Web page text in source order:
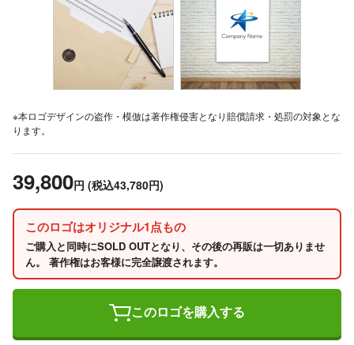
※本ロゴデザインの盗作・模倣は著作権侵害となり賠償請求・処罰の対象とな
ります。
39,800円 (税込43,780円)
このロゴはオリジナル1点もの
ご購入と同時にSOLD OUTとなり、その後の再販は一切ありませ
ん。 著作権はお客様に完全譲渡されます。
このロゴを購入する